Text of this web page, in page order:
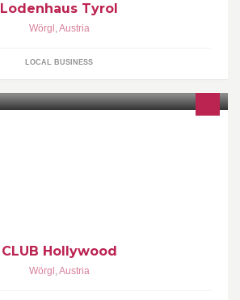
Lodenhaus Tyrol
Wörgl ,Austria
LOCAL BUSINESS
CLUB Hollywood
Wörgl ,Austria